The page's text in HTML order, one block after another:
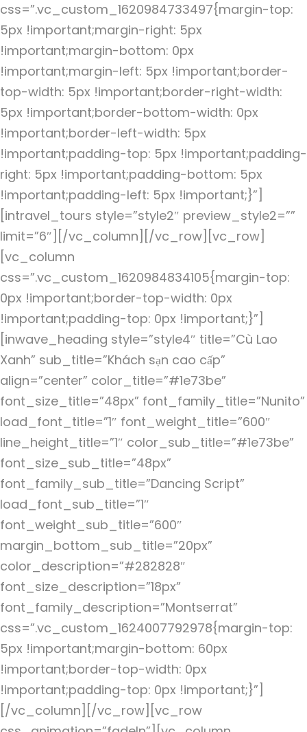
css=”.vc_custom_1620984733497{margin-top:
5px !important;margin-right: 5px
!important;margin-bottom: 0px
!important;margin-left: 5px !important;border-
top-width: 5px !important;border-right-width:
5px !important;border-bottom-width: 0px
!important;border-left-width: 5px
!important;padding-top: 5px !important;padding-
right: 5px !important;padding-bottom: 5px
!important;padding-left: 5px !important;}”]
[intravel_tours style=”style2″ preview_style2=””
limit=”6″][/vc_column][/vc_row][vc_row]
[vc_column
css=”.vc_custom_1620984834105{margin-top:
0px !important;border-top-width: 0px
!important;padding-top: 0px !important;}”]
[inwave_heading style=”style4″ title=”Cù Lao
Xanh” sub_title=”Khách sạn cao cấp”
align=”center” color_title=”#1e73be”
font_size_title=”48px” font_family_title=”Nunito”
load_font_title=”1″ font_weight_title=”600″
line_height_title=”1″ color_sub_title=”#1e73be”
font_size_sub_title=”48px”
font_family_sub_title=”Dancing Script”
load_font_sub_title=”1″
font_weight_sub_title=”600″
margin_bottom_sub_title=”20px”
color_description=”#282828″
font_size_description=”18px”
font_family_description=”Montserrat”
css=”.vc_custom_1624007792978{margin-top:
5px !important;margin-bottom: 60px
!important;border-top-width: 0px
!important;padding-top: 0px !important;}”]
[/vc_column][/vc_row][vc_row